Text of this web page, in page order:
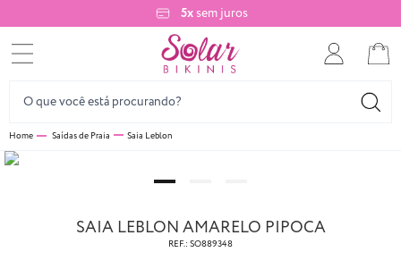
5xsem juros
Saídas de Praia Saia Leblon
SAIA LEBLON AMARELO PIPOCA
REF.: SO889348